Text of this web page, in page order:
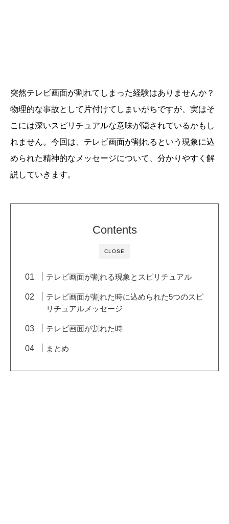
突然テレビ画面が割れてしまった経験はありませんか？
物理的な事故として片付けてしまいがちですが、実はそ
こには深いスピリチュアルな意味が隠されているかもし
れません。今回は、テレビ画面が割れるという現象に込
められた精神的なメッセージについて、分かりやすく解
説していきます。
CLOSE
Contents
テレビ画面が割れる現象とスピリチュアル
テレビ画面が割れた時に込められた5つのスピ
リチュアルメッセージ
テレビ画面が割れた時
まとめ